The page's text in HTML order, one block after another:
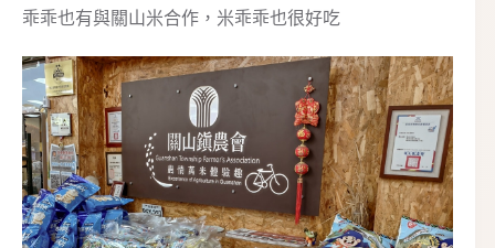
乖乖也有與關山米合作，米乖乖也很好吃